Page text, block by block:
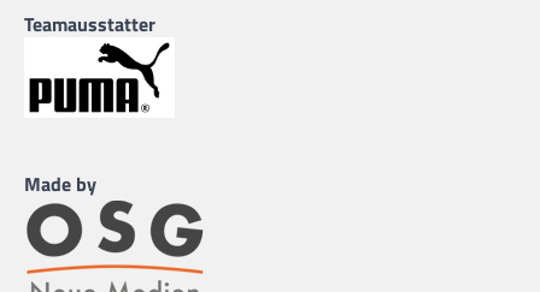
Teamausstatter
Made by